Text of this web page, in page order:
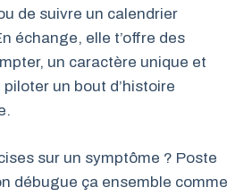
de suivre un calendrier
échange, elle t’offre des
un caractère unique et
un bout d’histoire
sur un symptôme ? Poste
débugue ça ensemble comme